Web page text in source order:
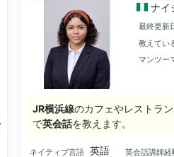
ナイ
最終更新
教えてい
マンツー
JR横浜線のカフェやレストラ
で英会話を教えます。
ネイティブ言語 英語 英会話講師経